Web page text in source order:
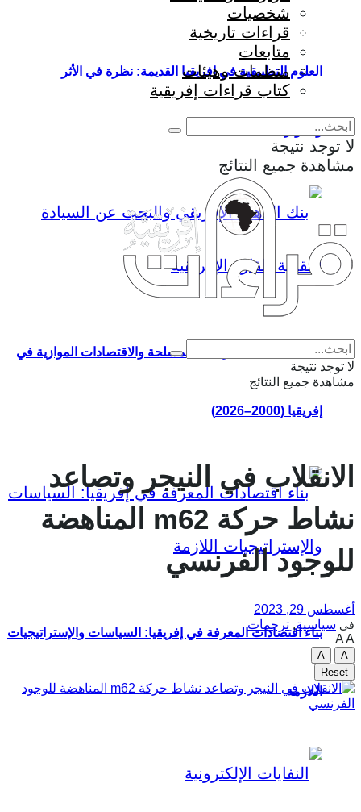
العلوم التطبيقية في إفريقيا القديمة: نظرة في الأثر
والمؤثرات
علاقة الذهب بالصراعات المسلحة والاقتصادات الموازية في
إفريقيا (2000–2026)
بناء اقتصادات المعرفة في إفريقيا: السياسات والإستراتيجيات
اللازمة
شخصيات
قراءات تاريخية
متابعات
منظمات وهيئات
كتاب قراءات إفريقية
لا توجد نتيجة
مشاهدة جميع النتائج
لا توجد نتيجة
مشاهدة جميع النتائج
الانقلاب في النيجر وتصاعد
نشاط حركة m62 المناهضة
للوجود الفرنسي
أغسطس 29, 2023
في سياسية, ترجمات
AA
A
A
Reset